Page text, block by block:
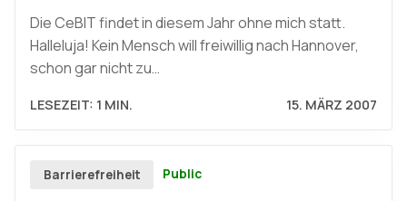
Die CeBIT findet in diesem Jahr ohne mich statt.
Halleluja! Kein Mensch will freiwillig nach Hannover,
schon gar nicht zu…
LESEZEIT: 1 MIN. 15. MÄRZ 2007
Barrierefreiheit Public